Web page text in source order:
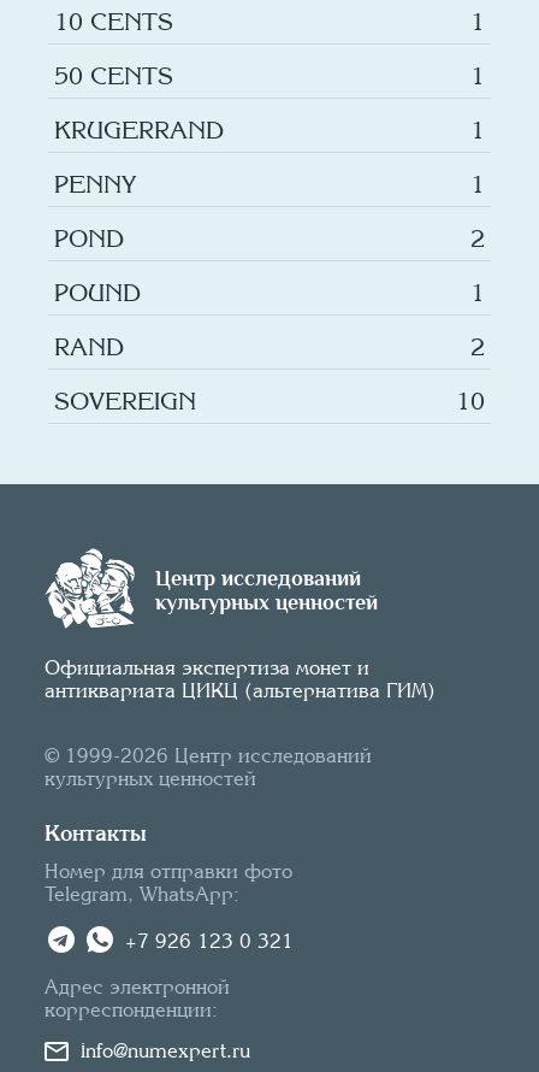
10 CENTS
1
50 CENTS
1
KRUGERRAND
1
PENNY
1
POND
2
POUND
1
RAND
2
SOVEREIGN
10
Центр исследований
культурных ценностей
Официальная экспертиза монет и
антиквариата ЦИКЦ (альтернатива ГИМ)
© 1999-2026 Центр исследований
культурных ценностей
Контакты
Номер для отправки фото
Telegram, WhatsApp:
+7 926 123 0 321
Адрес электронной
корреспонденции:
info@numexpert.ru